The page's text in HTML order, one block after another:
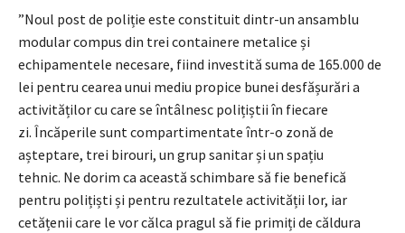
”Noul post de poliție este constituit dintr-un ansamblu
modular compus din trei containere metalice și
echipamentele necesare, fiind investită suma de 165.000 de
lei pentru cearea unui mediu propice bunei desfășurări a
activităților cu care se întâlnesc polițiștii în fiecare
zi. Încăperile sunt compartimentate într-o zonă de
așteptare, trei birouri, un grup sanitar și un spațiu
tehnic. Ne dorim ca această schimbare să fie benefică
pentru polițiști și pentru rezultatele activității lor, iar
cetățenii care le vor călca pragul să fie primiți de căldura